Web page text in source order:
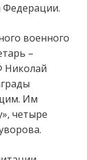
Федерации.
военного
–
Николай
Им
четыре